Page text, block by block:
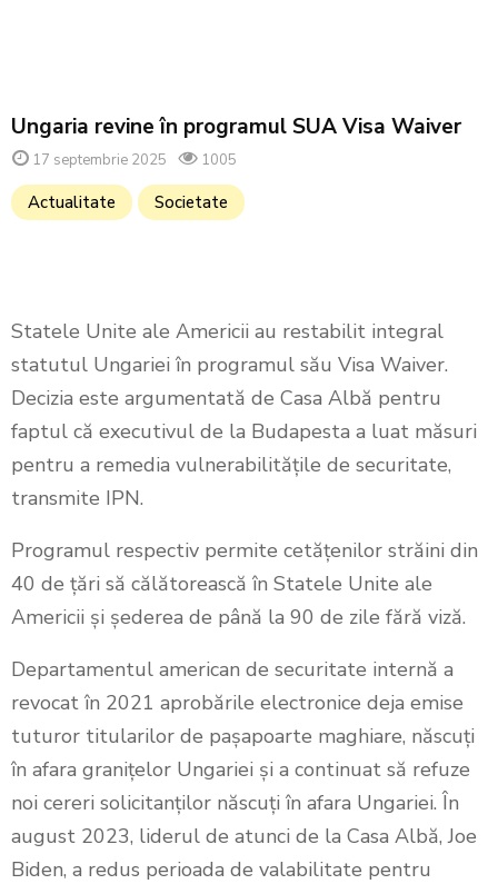
Ungaria revine în programul SUA Visa Waiver
17 septembrie 2025 1005
Actualitate Societate
Statele Unite ale Americii au restabilit integral
statutul Ungariei în programul său Visa Waiver.
Decizia este argumentată de Casa Albă pentru
faptul că executivul de la Budapesta a luat măsuri
pentru a remedia vulnerabilitățile de securitate,
transmite IPN.
Programul respectiv permite cetățenilor străini din
40 de țări să călătorească în Statele Unite ale
Americii și șederea de până la 90 de zile fără viză.
Departamentul american de securitate internă a
revocat în 2021 aprobările electronice deja emise
tuturor titularilor de pașapoarte maghiare, născuți
în afara granițelor Ungariei și a continuat să refuze
noi cereri solicitanților născuți în afara Ungariei. În
august 2023, liderul de atunci de la Casa Albă, Joe
Biden, a redus perioada de valabilitate pentru